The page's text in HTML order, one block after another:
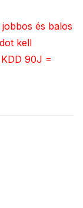
és balos
kell
90J =